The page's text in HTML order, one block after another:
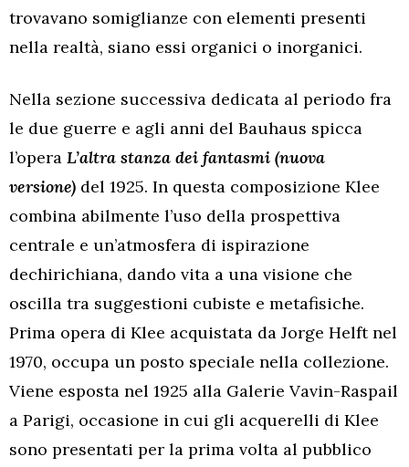
trovavano somiglianze con elementi presenti
nella realtà, siano essi organici o inorganici.
Nella sezione successiva dedicata al periodo fra
le due guerre e agli anni del Bauhaus spicca
l’opera L’altra stanza dei fantasmi (nuova
versione) del 1925. In questa composizione Klee
combina abilmente l’uso della prospettiva
centrale e un’atmosfera di ispirazione
dechirichiana, dando vita a una visione che
oscilla tra suggestioni cubiste e metafisiche.
Prima opera di Klee acquistata da Jorge Helft nel
1970, occupa un posto speciale nella collezione.
Viene esposta nel 1925 alla Galerie Vavin-Raspail
a Parigi, occasione in cui gli acquerelli di Klee
sono presentati per la prima volta al pubblico